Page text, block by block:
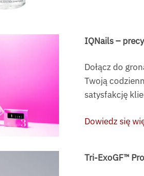
IQNails –
Dołącz do
Twoją
satysfakcję
Dowiedz się
Tri-ExoGF™